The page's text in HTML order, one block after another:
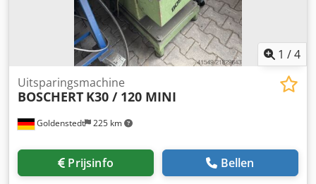
1 /4
Goldenstedt 225 km
Uitsparingsmachine
BOSCHERT K30 / 120 MINI
Prijsinfo Bellen